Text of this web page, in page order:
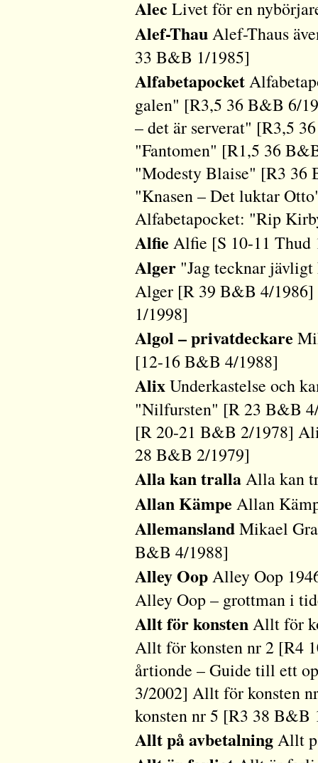
Alec Livet för en
Alef-ThauAlef-Thaus
33 B&B 1/1985]
Alfabetapocket
galen" [R3,5 36 B&B 6/
– det är serverat" [R3,5
"Fantomen" [R1,5 36
"Modesty Blaise" [R3 36
"Knasen – Det luktar
Alfabetapocket: "Rip
Alfie Alfie [S 10-11 Thud
Alger "Jag tecknar
Alger [R 39 B&B 4/
1/1998]
Algol – privatdeckare
[12-16 B&B 4/1988]
AlixUnderkastelse och
"Nilfursten" [R 23 B&B
[R 20-21 B&B 2/1978]
28 B&B 2/1979]
Alla kan trallaAlla kan
Allan Kämpe Allan
AllemanslandMikael
B&B 4/1988]
Alley OopAlley Oop
Alley Oop – grottman i
Allt för konstenAllt för
Allt för konsten nr 2 [R4
årtionde – Guide till ett
3/2002] Allt för konsten
konsten nr 5 [R3 38 B&B
Allt på avbetalningAllt